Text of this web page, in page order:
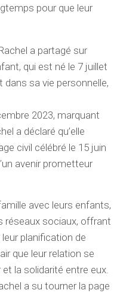
pour que leur
a partagé sur
qui est né le 7 juillet
sa vie personnelle,
2023, marquant
a déclaré qu’elle
civil célébré le 15 juin
avenir prometteur
avec leurs enfants,
réseaux sociaux, offrant
planification de
que leur relation se
la solidarité entre eux.
a su tourner la page